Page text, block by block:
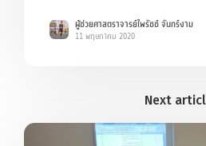
ผู้ช่วยศาสตราจารย์ไพรัชช์ จันทร์งาม
11 พฤษภาคม 2020